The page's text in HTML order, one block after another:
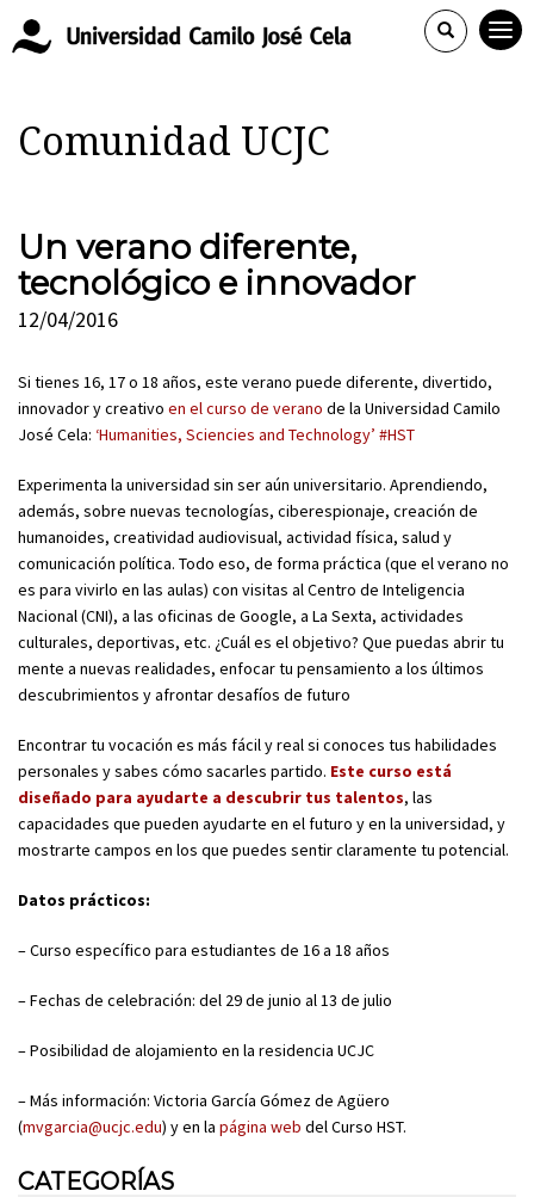
Comunidad UCJC
Un verano diferente,
tecnológico e innovador
12/04/2016
Si tienes 16, 17 o 18 años, este verano puede diferente, divertido,
innovador y creativo en el curso de verano de la Universidad Camilo
José Cela: ‘Humanities, Sciencies and Technology’ #HST
Experimenta la universidad sin ser aún universitario. Aprendiendo,
además, sobre nuevas tecnologías, ciberespionaje, creación de
humanoides, creatividad audiovisual, actividad física, salud y
comunicación política. Todo eso, de forma práctica (que el verano no
es para vivirlo en las aulas) con visitas al Centro de Inteligencia
Nacional (CNI), a las oficinas de Google, a La Sexta, actividades
culturales, deportivas, etc. ¿Cuál es el objetivo? Que puedas abrir tu
mente a nuevas realidades, enfocar tu pensamiento a los últimos
descubrimientos y afrontar desafíos de futuro
Encontrar tu vocación es más fácil y real si conoces tus habilidades
personales y sabes cómo sacarles partido. Este curso está
diseñado para ayudarte a descubrir tus talentos, las
capacidades que pueden ayudarte en el futuro y en la universidad, y
mostrarte campos en los que puedes sentir claramente tu potencial.
Datos prácticos:
– Curso específico para estudiantes de 16 a 18 años
– Fechas de celebración: del 29 de junio al 13 de julio
– Posibilidad de alojamiento en la residencia UCJC
– Más información: Victoria García Gómez de Agüero
(mvgarcia@ucjc.edu) y en la página web del Curso HST.
CATEGORÍAS